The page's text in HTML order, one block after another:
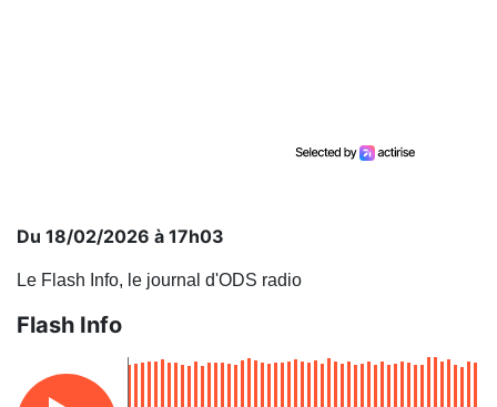
Du 18/02/2026 à 17h03
Le Flash Info, le journal d'ODS radio
Flash Info